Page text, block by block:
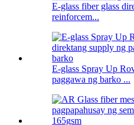
E-glass fiber glass
reinforcem...
E-glass Spray Up
paggawa ng barko ...